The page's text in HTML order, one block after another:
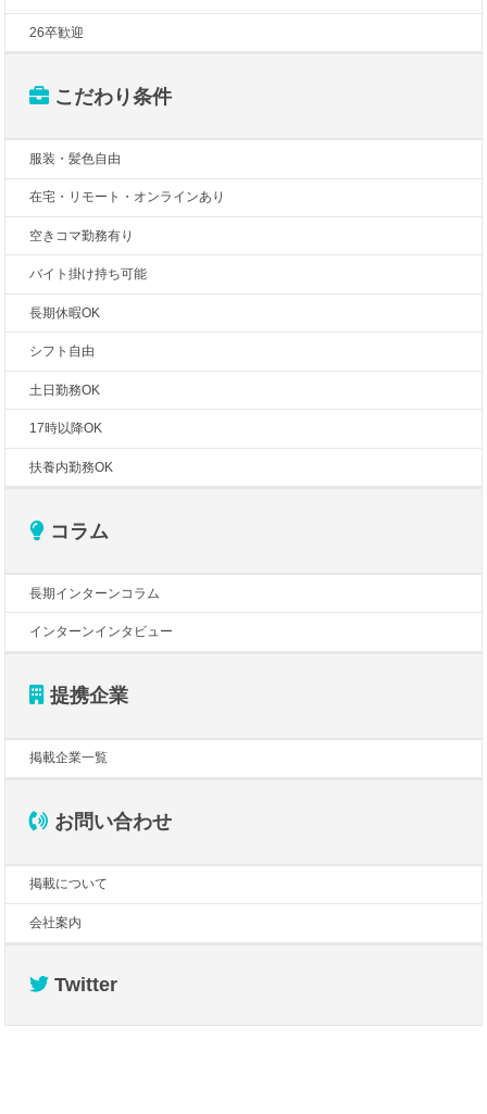
26卒歓迎
こだわり条件
服装・髪色自由
在宅・リモート・オンラインあり
空きコマ勤務有り
バイト掛け持ち可能
長期休暇OK
シフト自由
土日勤務OK
17時以降OK
扶養内勤務OK
コラム
長期インターンコラム
インターンインタビュー
提携企業
掲載企業一覧
お問い合わせ
掲載について
会社案内
Twitter